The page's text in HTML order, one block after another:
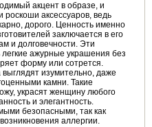
акцент в образе, и
роскоши аксессуаров, ведь
дорого. Ценность именно
заключается в его
и долговечности. Эти
ажурные украшения без
форму или сотрется.
изумительно, даже
камни. Такие
украсят женщину любого
и элегантность.
безопасными, так как
аллергии.